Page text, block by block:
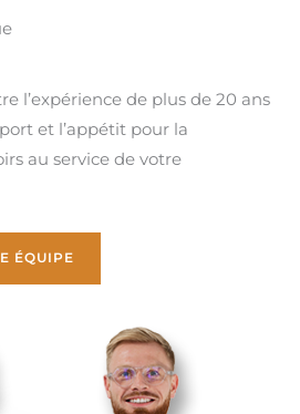
l’expérience de plus de 20 ans
et l’appétit pour la
au service de votre
ÉQUIPE